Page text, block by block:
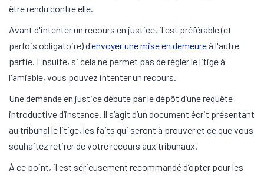
être rendu contre elle.
Avant d'intenter un recours en justice, il est préférable (et
parfois obligatoire) d'envoyer une mise en demeure à l'autre
partie. Ensuite, si cela ne permet pas de régler le litige à
l'amiable, vous pouvez intenter un recours.
Une demande en justice débute par le dépôt d’une requête
introductive d’instance. Il s’agit d’un document écrit présentant
au tribunal le litige, les faits qui seront à prouver et ce que vous
souhaitez retirer de votre recours aux tribunaux.
À ce point, il est sérieusement recommandé d’opter pour les